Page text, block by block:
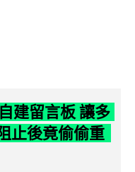
建留言板 讓多
止後竟偷偷重